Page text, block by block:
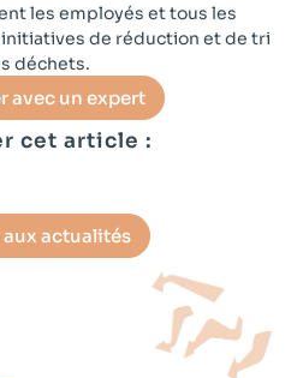
les employés et tous les
de réduction et de tri
déchets.
avec un expert
cet article :
aux actualités